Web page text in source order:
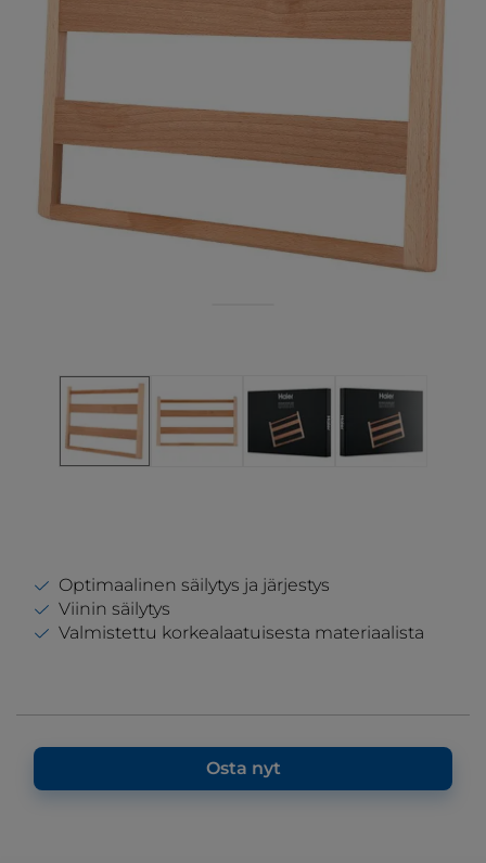
Optimaalinen säilytys ja järjestys
Viinin säilytys
Valmistettu korkealaatuisesta materiaalista
Osta nyt